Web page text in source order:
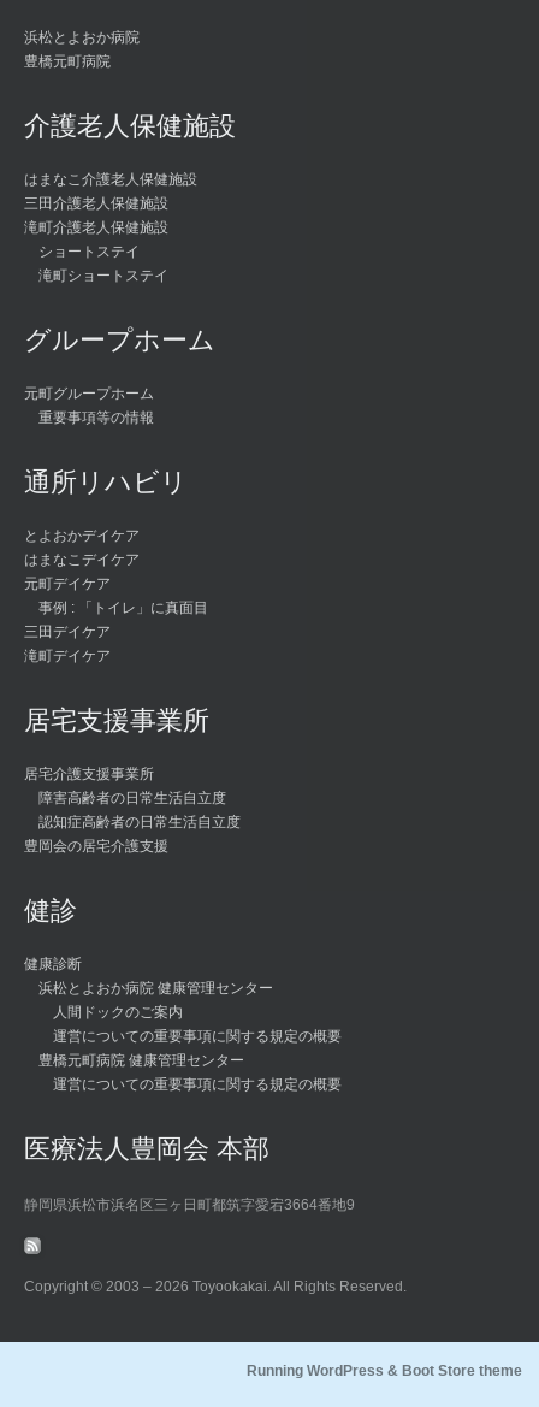
浜松とよおか病院
豊橋元町病院
介護老人保健施設
はまなこ介護老人保健施設
三田介護老人保健施設
滝町介護老人保健施設
ショートステイ
滝町ショートステイ
グループホーム
元町グループホーム
重要事項等の情報
通所リハビリ
とよおかデイケア
はまなこデイケア
元町デイケア
事例 : 「トイレ」に真面目
三田デイケア
滝町デイケア
居宅支援事業所
居宅介護支援事業所
障害高齢者の日常生活自立度
認知症高齢者の日常生活自立度
豊岡会の居宅介護支援
健診
健康診断
浜松とよおか病院 健康管理センター
人間ドックのご案内
運営についての重要事項に関する規定の概要
豊橋元町病院 健康管理センター
運営についての重要事項に関する規定の概要
医療法人豊岡会 本部
静岡県浜松市浜名区三ヶ日町都筑字愛宕3664番地9
Copyright © 2003 – 2026 Toyookakai. All Rights Reserved.
Running WordPress & Boot Store theme